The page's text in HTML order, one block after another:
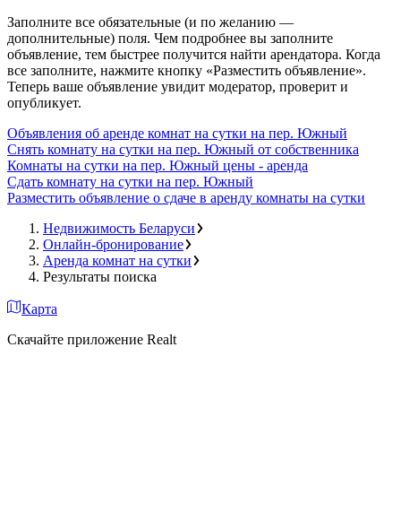
Заполните все обязательные (и по желанию —
дополнительные) поля. Чем подробнее вы заполните
объявление, тем быстрее получится найти арендатора. Когда
все заполните, нажмите кнопку «Разместить объявление».
Теперь ваше объявление увидит модератор, проверит и
опубликует.
Объявления об аренде комнат на сутки на пер. Южный
Снять комнату на сутки на пер. Южный от собственника
Комнаты на сутки на пер. Южный цены - аренда
Сдать комнату на сутки на пер. Южный
Разместить объявление о сдаче в аренду комнаты на сутки
Недвижимость Беларуси
Онлайн-бронирование
Аренда комнат на сутки
Результаты поиска
Карта
Скачайте приложение Realt